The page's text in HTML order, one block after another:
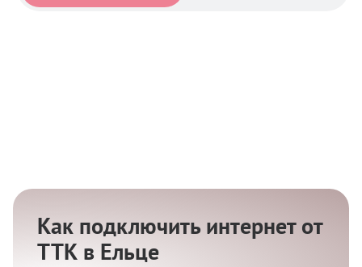
Как подключить интернет от
ТТК в Ельце